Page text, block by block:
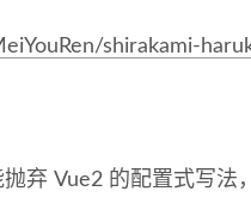
shirakami-
弃 Vue2 的配置式写法